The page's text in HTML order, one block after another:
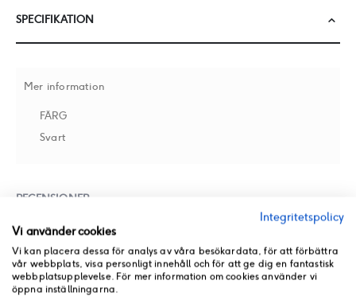
SPECIFIKATION
Mer information
FÄRG
Svart
RECENSIONER
BUTIKSLAGER
PRODUKT PDF
Integritetspolicy
Vi använder cookies
Vi kan placera dessa för analys av våra besökardata, för att förbättra
vår webbplats, visa personligt innehåll och för att ge dig en fantastisk
webbplatsupplevelse. För mer information om cookies använder vi
öppna inställningarna.